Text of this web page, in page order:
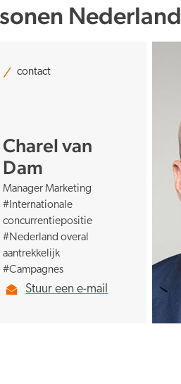
Nederland
contact
Charel van
Dam
Manager Marketing
#Internationale
concurrentiepositie
#Nederland overal
aantrekkelijk
#Campagnes
Stuur een e-mail